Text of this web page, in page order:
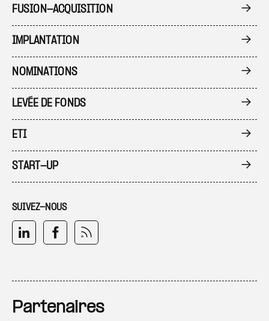
FUSION-ACQUISITION
IMPLANTATION
NOMINATIONS
LEVÉE DE FONDS
ETI
START-UP
SUIVEZ-NOUS
Partenaires